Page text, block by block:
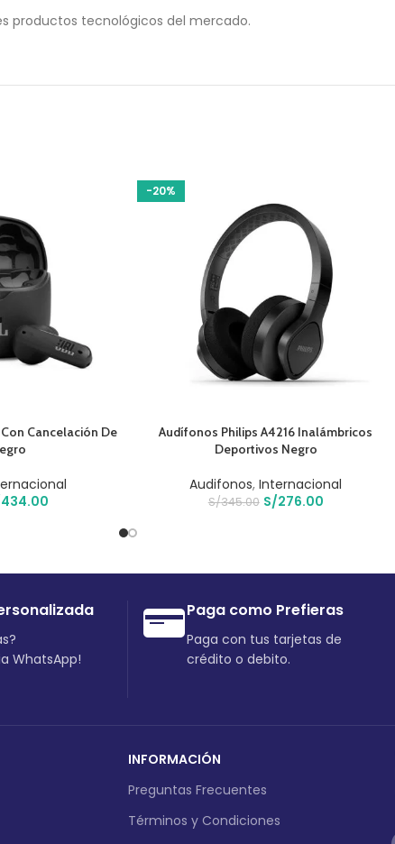
productos tecnológicos del mercado.
Cancelación De
434.00
-20%
AÑADIR AL CARRITO
Audífonos Philips A4216 Inalámbricos
Deportivos Negro
Audifonos,Internacional
S/345.00 S/276.00
WhatsApp!
Paga como Prefieras
Paga con tus tarjetas de
crédito o debito.
INFORMACIÓN
Preguntas Frecuentes
Términos y Condiciones